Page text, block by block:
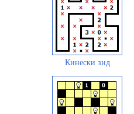
Кинески зид